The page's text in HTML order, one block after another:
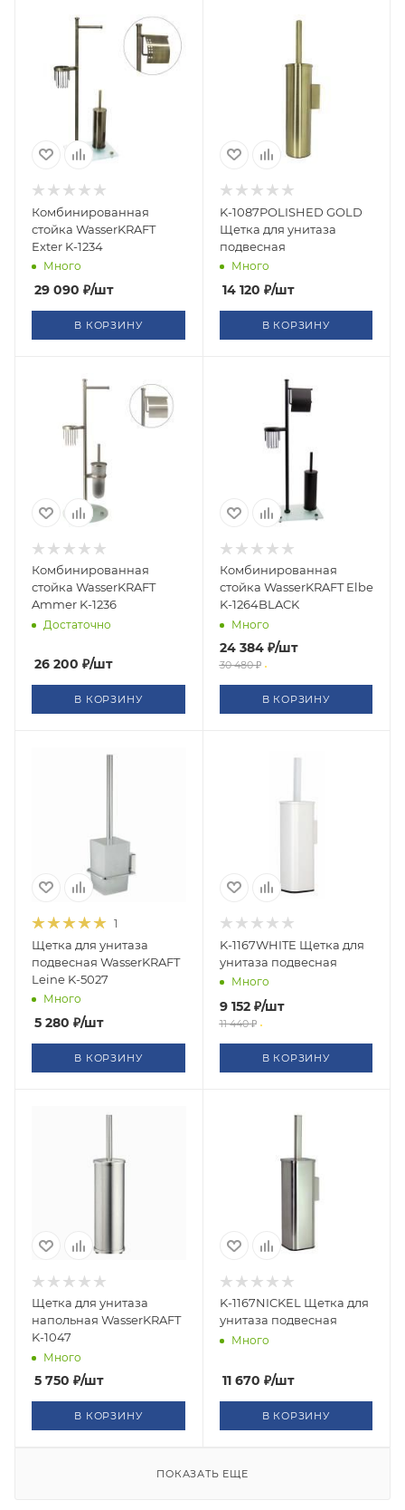
Комбинированная
стойка WasserKRAFT
Exter K-1234
Много
29 090 ₽/шт
В КОРЗИНУ
K-1087POLISHED GOLD
Щетка для унитаза
подвесная
Много
14 120 ₽/шт
В КОРЗИНУ
Комбинированная
стойка WasserKRAFT
Ammer K-1236
Достаточно
26 200 ₽/шт
В КОРЗИНУ
Комбинированная
стойка WasserKRAFT Elbe
K-1264BLACK
Много
24 384₽/шт
30 480₽
В КОРЗИНУ
1
Щетка для унитаза
подвесная WasserKRAFT
Leine K-5027
Много
5 280 ₽/шт
В КОРЗИНУ
K-1167WHITE Щетка для
унитаза подвесная
Много
9 152₽/шт
11 440₽
В КОРЗИНУ
Щетка для унитаза
напольная WasserKRAFT
K-1047
Много
5 750 ₽/шт
В КОРЗИНУ
K-1167NICKEL Щетка для
унитаза подвесная
Много
11 670 ₽/шт
В КОРЗИНУ
ПОКАЗАТЬ ЕЩЕ